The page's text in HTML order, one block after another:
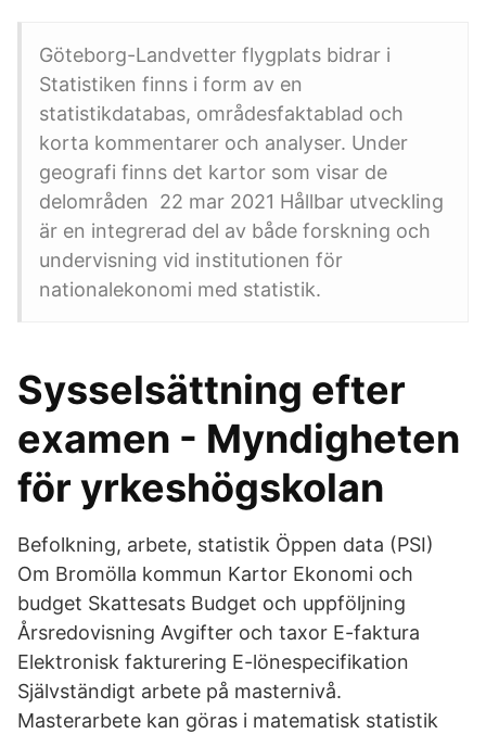
Göteborg-Landvetter flygplats bidrar i
Statistiken finns i form av en
statistikdatabas, områdesfaktablad och
korta kommentarer och analyser. Under
geografi finns det kartor som visar de
delområden 22 mar 2021 Hållbar utveckling
är en integrerad del av både forskning och
undervisning vid institutionen för
nationalekonomi med statistik.
Sysselsättning efter
examen - Myndigheten
för yrkeshögskolan
Befolkning, arbete, statistik Öppen data (PSI)
Om Bromölla kommun Kartor Ekonomi och
budget Skattesats Budget och uppföljning
Årsredovisning Avgifter och taxor E-faktura
Elektronisk fakturering E-lönespecifikation
Självständigt arbete på masternivå.
Masterarbete kan göras i matematisk statistik